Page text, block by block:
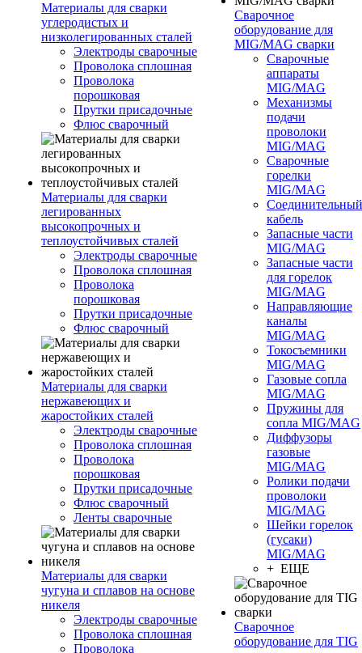
Материалы для сварки
углеродистых и
низколегированных сталей
Электроды сварочные
Проволока сплошная
Проволока
порошковая
Прутки присадочные
Флюс сварочный
Материалы для сварки
легированных
высокопрочных и
теплоустойчивых сталей
Электроды сварочные
Проволока сплошная
Проволока
порошковая
Прутки присадочные
Флюс сварочный
Материалы для сварки
нержавеющих и
жаростойких сталей
Электроды сварочные
Проволока сплошная
Проволока
порошковая
Прутки присадочные
Флюс сварочный
Ленты сварочные
Материалы для сварки
чугуна и сплавов на основе
никеля
Электроды сварочные
Проволока сплошная
Проволока
Сварочное
оборудование для
MIG/MAG сварки
Сварочные
аппараты
MIG/MAG
Механизмы
подачи
проволоки
MIG/MAG
Сварочные
горелки
MIG/MAG
Соединительный
кабель
Запасные части
MIG/MAG
Запасные части
для горелок
MIG/MAG
Направляющие
каналы
MIG/MAG
Токосъемники
MIG/MAG
Газовые сопла
MIG/MAG
Пружины для
сопла MIG/MAG
Диффузоры
газовые
MIG/MAG
Ролики подачи
проволоки
MIG/MAG
Шейки горелок
(гусаки)
MIG/MAG
+ ЕЩЕ
Сварочное
оборудование для TIG